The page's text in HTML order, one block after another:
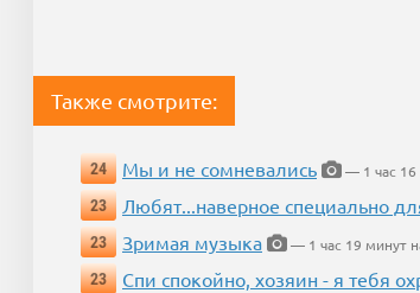
Также смотрите:
24 Мы и не сомневались
— 1 час 16
23
Любят...наверное специально
23
Зримая музыка
— 1 час 19 минут
23
Спи спокойно, хозяин - я тебя